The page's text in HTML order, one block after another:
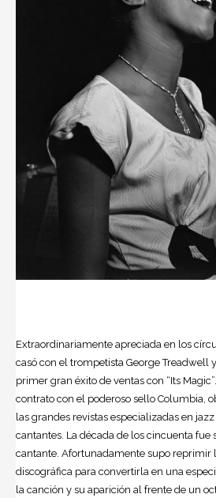
Extraordinariamente apreciada en los
casó con el trompetista George Treadwell
primer gran éxito de ventas con “Its
contrato con el poderoso sello Columbia,
las grandes revistas especializadas en
cantantes. La década de los cincuenta fue
cantante. Afortunadamente supo reprimir
discográfica para convertirla en una
la canción y su aparición al frente de un